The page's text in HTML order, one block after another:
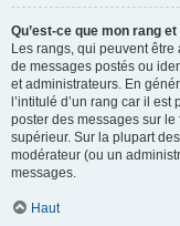
Qu’est-ce que mon rang
Les rangs, qui peuvent
de messages postés ou
et administrateurs. En
l’intitulé d’un rang car il
poster des messages sur
supérieur. Sur la plupart
modérateur (ou un
messages.
Haut